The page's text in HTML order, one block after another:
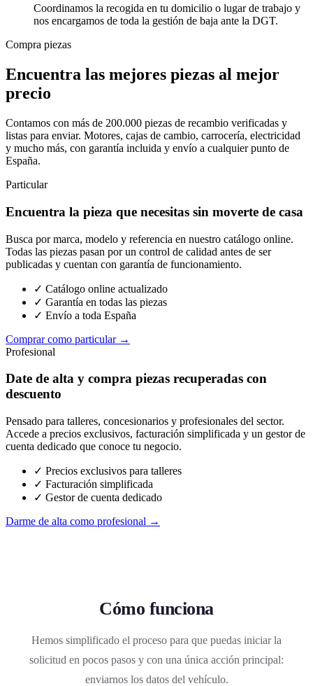
Coordinamos la recogida en tu domicilio o lugar de trabajo y
nos encargamos de toda la gestión de baja ante la DGT.
Compra piezas
Encuentra las mejores piezas al mejor
precio
Contamos con más de 200.000 piezas de recambio verificadas y
listas para enviar. Motores, cajas de cambio, carrocería, electricidad
y mucho más, con garantía incluida y envío a cualquier punto de
España.
Particular
Encuentra la pieza que necesitas sin moverte de casa
Busca por marca, modelo y referencia en nuestro catálogo online.
Todas las piezas pasan por un control de calidad antes de ser
publicadas y cuentan con garantía de funcionamiento.
✓ Catálogo online actualizado
✓ Garantía en todas las piezas
✓ Envío a toda España
Comprar como particular →
Profesional
Date de alta y compra piezas recuperadas con
descuento
Pensado para talleres, concesionarios y profesionales del sector.
Accede a precios exclusivos, facturación simplificada y un gestor de
cuenta dedicado que conoce tu negocio.
✓ Precios exclusivos para talleres
✓ Facturación simplificada
✓ Gestor de cuenta dedicado
Darme de alta como profesional →
Cómo funciona
Hemos simplificado el proceso para que puedas iniciar la
solicitud en pocos pasos y con una única acción principal:
enviarnos los datos del vehículo.